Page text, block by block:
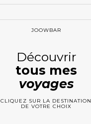
JOOWBAR
Découvrir
tous mes
voyages
CLIQUEZ SUR LA DESTINATION
DE VOTRE CHOIX